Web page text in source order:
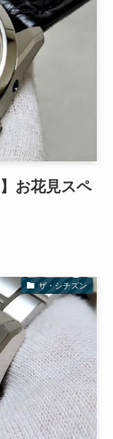
お花見スペ
ザ・シチズン